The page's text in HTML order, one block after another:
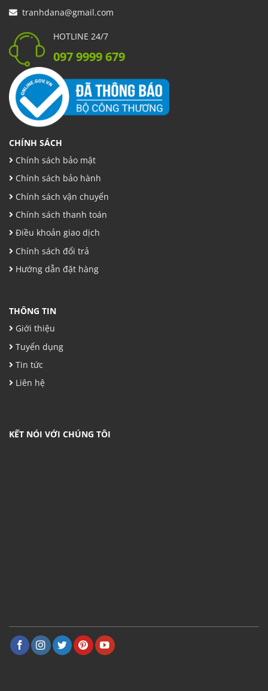
tranhdana@gmail.com
HOTLINE 24/7
097 9999 679
CHÍNH SÁCH
Chính sách bảo mật
Chính sách bảo hành
Chính sách vận chuyển
Chính sách thanh toán
Điều khoản giao dịch
Chính sách đổi trả
Hướng dẫn đặt hàng
THÔNG TIN
Giới thiệu
Tuyển dụng
Tin tức
Liên hệ
KẾT NÓI VỚI CHÚNG TÔI